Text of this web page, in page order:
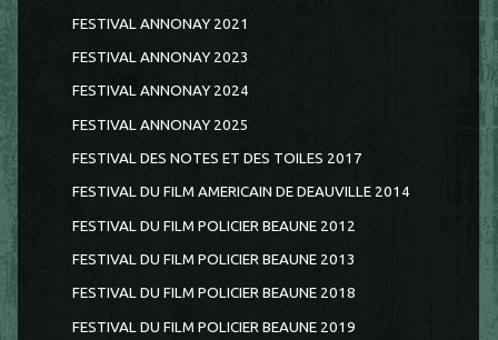
FESTIVAL ANNONAY 2021
FESTIVAL ANNONAY 2023
FESTIVAL ANNONAY 2024
FESTIVAL ANNONAY 2025
FESTIVAL DES NOTES ET DES TOILES 2017
FESTIVAL DU FILM AMERICAIN DE DEAUVILLE 2014
FESTIVAL DU FILM POLICIER BEAUNE 2012
FESTIVAL DU FILM POLICIER BEAUNE 2013
FESTIVAL DU FILM POLICIER BEAUNE 2018
FESTIVAL DU FILM POLICIER BEAUNE 2019